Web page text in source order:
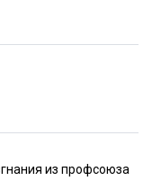
из профсоюза